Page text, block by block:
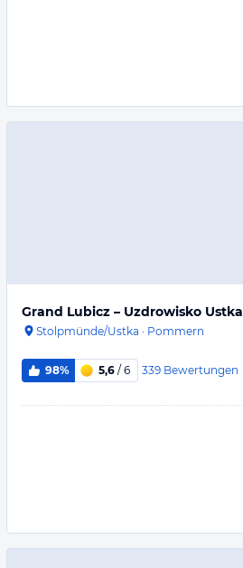
Grand Lubicz – Uzdrowisko Ustka
Stolpmünde/Ustka · Pommern
98% 5,6 / 6 339 Bewertungen